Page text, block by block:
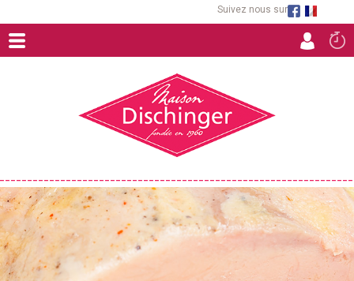
Suivez nous sur
FROMAGES FERMIERS
RACLETTES ET FONDUES
TOURTES
SPÉCIALITÉS CULINAIRES D'ALSACE
EPICERIE FINE